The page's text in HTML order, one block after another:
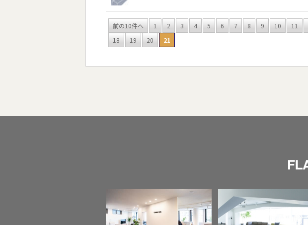
前の10件へ 1 2 3 4 5 6 7 8 9 10 11
18
19 20 21